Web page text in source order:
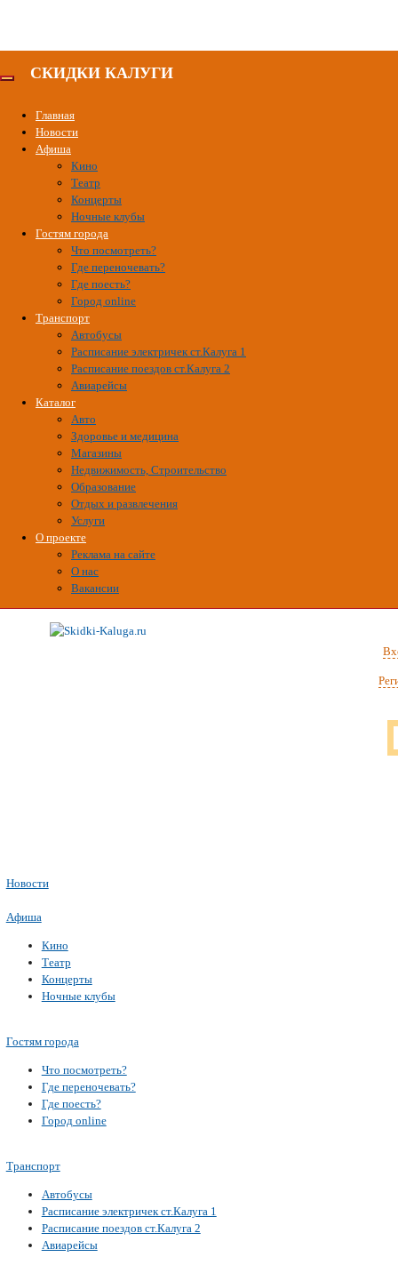
СКИДКИ КАЛУГИ
Главная
Новости
Афиша
Кино
Театр
Концерты
Ночные клубы
Гостям города
Что посмотреть?
Где переночевать?
Где поесть?
Город online
Транспорт
Автобусы
Расписание электричек ст.Калуга 1
Расписание поездов ст.Калуга 2
Авиарейсы
Каталог
Авто
Здоровье и медицина
Магазины
Недвижимость, Строительство
Образование
Отдых и развлечения
Услуги
О проекте
Реклама на сайте
О нас
Вакансии
Новости
Афиша
Кино
Театр
Концерты
Ночные клубы
Гостям города
Что посмотреть?
Где переночевать?
Где поесть?
Город online
Транспорт
Автобусы
Расписание электричек ст.Калуга 1
Расписание поездов ст.Калуга 2
Авиарейсы